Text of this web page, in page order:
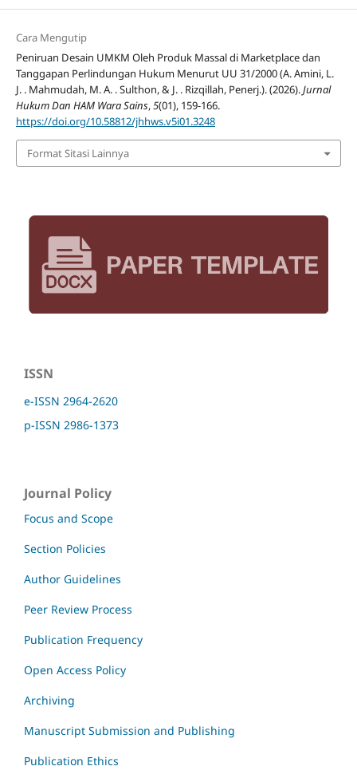
Cara Mengutip
Peniruan Desain UMKM Oleh Produk Massal di Marketplace dan
Tanggapan Perlindungan Hukum Menurut UU 31/2000 (A. Amini, L.
J. . Mahmudah, M. A. . Sulthon, & J. . Rizqillah, Penerj.). (2026).Jurnal
Hukum Dan HAM Wara Sains,5(01), 159-166.
https://doi.org/10.58812/jhhws.v5i01.3248
Format Sitasi Lainnya
ISSN
e-ISSN 2964-2620
p-ISSN 2986-1373
Journal Policy
Focus and Scope
Section Policies
Author Guidelines
Peer Review Process
Publication Frequency
Open Access Policy
Archiving
Manuscript Submission and Publishing
Publication Ethics